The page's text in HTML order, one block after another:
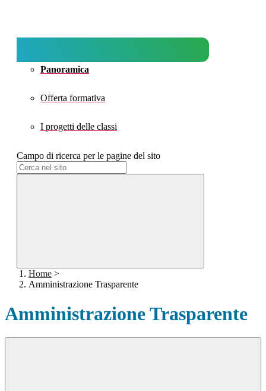
Panoramica
Offerta formativa
I progetti delle classi
Campo di ricerca per le pagine del sito
Home >
Amministrazione Trasparente
Amministrazione Trasparente